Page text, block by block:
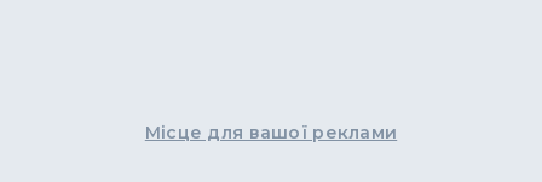
Місце для вашої реклами